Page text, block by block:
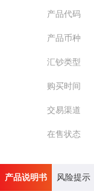
产品代码
产品币种
汇钞类型
购买时间
交易渠道
在售状态
产品说明书 风险提示